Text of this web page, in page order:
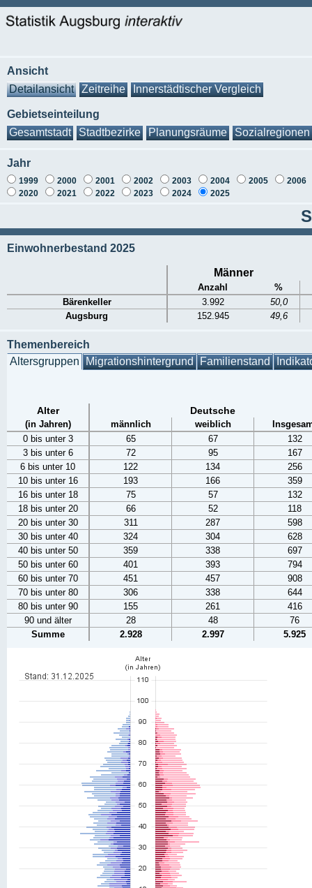
Ansicht
Detailansicht
Zeitreihe Innerstädtischer Vergleich
Gebietseinteilung
Gesamtstadt
Stadtbezirke Planungsräume Sozialregionen
Jahr
1999 2000 2001 2002 2003 2004 2005
2006
2020
2021 2022 2023 2024 2025
Einwohnerbestand 2025
Männer
Anzahl
%
Bärenkeller
3.992
50,0
Augsburg
152.945 49,6
Themenbereich
Altersgruppen Migrationshintergrund Familienstand
Alter Deutsche
(in Jahren) männlich weiblich
0 bis unter 3
65 67
132
3 bis unter 6
72 95
167
6 bis unter 10
122 134
256
10 bis unter 16
193 166
359
16 bis unter 18
75 57
132
18 bis unter 20
66 52
118
20 bis unter 30
311 287
598
30 bis unter 40
324 304
628
40 bis unter 50
359 338
697
50 bis unter 60
401 393
794
60 bis unter 70
451 457
908
70 bis unter 80
306 338
644
80 bis unter 90
155 261
416
90 und älter
28 48
76
Summe
2.928 2.997 5.925